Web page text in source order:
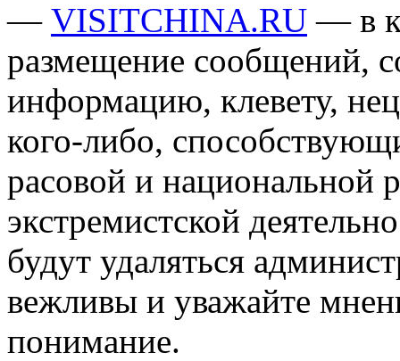
— VISITCHINA.RU — в
размещение сообщений,
информацию, клевету,
кого-либо,
расовой и национальной
экстремистской
будут удаляться
вежливы и уважайте
понимание.